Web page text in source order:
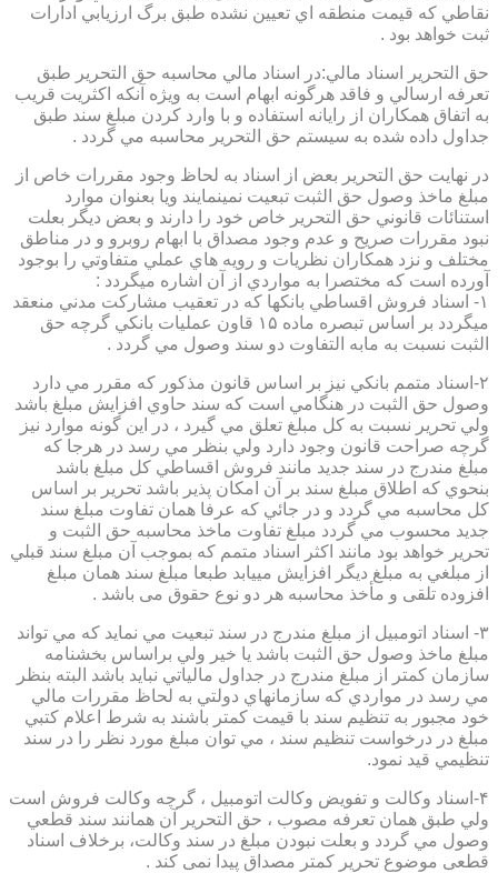
نقاطي كه قيمت منطقه اي تعيين نشده طبق برگ ارزيابي ادارات
ثبت خواهد بود .
حق التحرير اسناد مالي:در اسناد مالي محاسبه حق التحرير طبق
تعرفه ارسالي و فاقد هرگونه ابهام است به ويژه آنكه اكثريت قريب
به اتفاق همكاران از رايانه استفاده و با وارد كردن مبلغ سند طبق
جداول داده شده به سيستم حق التحرير محاسبه مي گردد .
در نهايت حق التحرير بعض از اسناد به لحاظ وجود مقررات خاص از
مبلغ ماخذ وصول حق الثبت تبعيت نمينمايند ويا بعنوان موارد
استنائات قانوني حق التحرير خاص خود را دارند و بعض ديگر بعلت
نبود مقررات صريح و عدم وجود مصداق با ابهام روبرو و در مناطق
مختلف و نزد همكاران نظريات و رويه هاي عملي متفاوتي را بوجود
آورده است كه مختصرا به مواردي از آن اشاره ميگردد :
۱- اسناد فروش اقساطي بانكها كه در تعقيب مشاركت مدني منعقد
ميگردد بر اساس تبصره ماده ۱۵ قاون عمليات بانكي گرچه حق
الثبت نسبت به مابه التفاوت دو سند وصول مي گردد .
۲-اسناد متمم بانكي نيز بر اساس قانون مذكور كه مقرر مي دارد
وصول حق الثبت در هنگامي است كه سند حاوي افزايش مبلغ باشد
ولي تحرير نسبت به كل مبلغ تعلق مي گيرد ، در اين گونه موارد نيز
گرچه صراحت قانون وجود دارد ولي بنظر مي رسد در هرجا كه
مبلغ مندرج در سند جديد مانند فروش اقساطي كل مبلغ باشد
بنحوي كه اطلاق مبلغ سند بر آن امكان پذير باشد تحرير بر اساس
كل محاسبه مي گردد و در جائي كه عرفا همان تفاوت مبلغ سند
جديد محسوب مي گردد مبلغ تفاوت ماخذ محاسبه حق الثبت و
تحرير خواهد بود مانند اكثر اسناد متمم كه بموجب آن مبلغ سند قبلي
از مبلغي به مبلغ ديگر افزايش مييابد طبعا مبلغ سند همان مبلغ
افزوده تلقی و مأخذ محاسبه هر دو نوع حقوق می باشد .
۳- اسناد اتومبيل از مبلغ مندرج در سند تبعيت مي نمايد كه مي تواند
مبلغ ماخذ وصول حق الثبت باشد يا خير ولي براساس بخشنامه
سازمان كمتر از مبلغ مندرج در جداول مالياتي نبايد باشد البته بنظر
مي رسد در مواردي كه سازمانهاي دولتي به لحاظ مقررات مالي
خود مجبور به تنظيم سند با قيمت كمتر باشند به شرط اعلام كتبي
مبلغ در درخواست تنظيم سند ، مي توان مبلغ مورد نظر را در سند
تنظيمي قيد نمود.
۴-اسناد وكالت و تفويض وكالت اتومبيل ، گرچه وكالت فروش است
ولي طبق همان تعرفه مصوب ، حق التحرير آن همانند سند قطعي
وصول مي گردد و بعلت نبودن مبلغ در سند وكالت، برخلاف اسناد
قطعی موضوع تحریر کمتر مصداق پیدا نمی کند .